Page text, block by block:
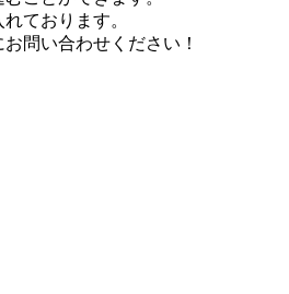
ております。
問い合わせください！